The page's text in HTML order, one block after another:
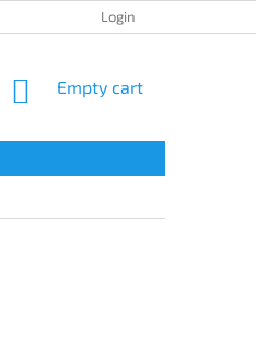
PAYMENT METHOD
Login
SHOPPING
Empty cart